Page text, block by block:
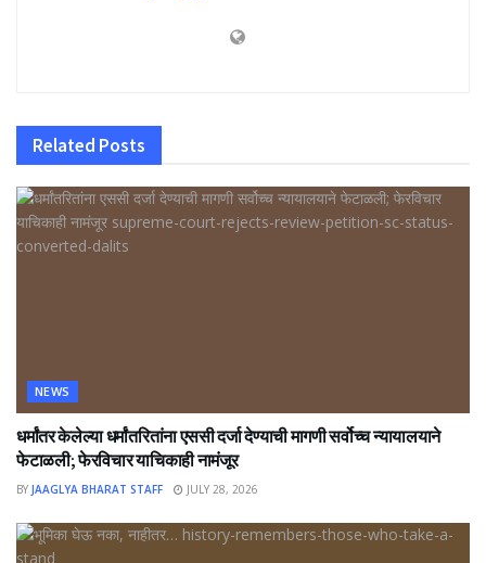
Related Posts
NEWS
धर्मांतर केलेल्या धर्मांतरितांना एससी दर्जा देण्याची मागणी सर्वोच्च न्यायालयाने
फेटाळली; फेरविचार याचिकाही नामंजूर
BY JAAGLYA BHARAT STAFF JULY 28, 2026